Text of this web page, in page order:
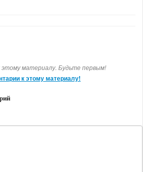
материалу. Будьте первым!
к этому материалу!